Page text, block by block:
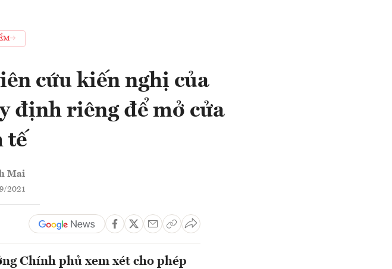
cứu kiến nghị của
định riêng để mở cửa
tế
Mai
2021
Chính phủ xem xét cho phép